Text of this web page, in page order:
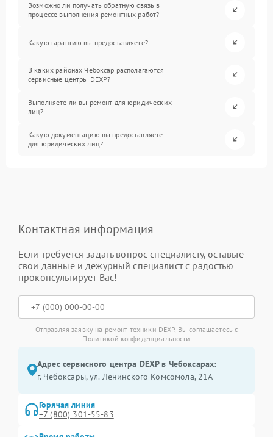
Возможно ли получать обратную связь в
процессе выполнения ремонтных работ?
Какую гарантию вы предоставляете?
В каких районах Чебоксар располагаются
сервисные центры DEXP?
Выполняете ли вы ремонт для юридических
лиц?
Какую документацию вы предоставляете
для юридических лиц?
Контактная информация
Если требуется задать вопрос специалисту, оставьте
свои данные и дежурный специалист с радостью
проконсультирует Вас!
Отправляя заявку на ремонт техники DEXP, Вы соглашаетесь с
Политикой конфиденциальности
Адрес сервисного центра DEXP в Чебоксарах:
г. Чебоксары, ул. Ленинского Комсомола, 21А
Горячая линия
+7 (800) 301-55-83